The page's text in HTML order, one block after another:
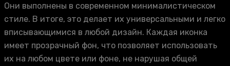
Они выполнены в современном минималистическом
стиле. В итоге, это делает их универсальными и легко
вписывающимися в любой дизайн. Каждая иконка
имеет прозрачный фон, что позволяет использовать
их на любом цвете или фоне, не нарушая общей